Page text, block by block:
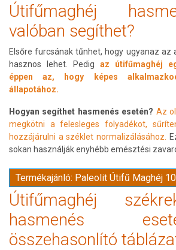
Útifűmaghéj
valóban segíthet?
Elsőre furcsának tűnhet, hogy ugyanaz az
hasznos lehet. Pedig az útifűmaghéj
éppen az, hogy képes
állapotához.
Hogyan segíthet hasmenés esetén? Az
megkötni a felesleges folyadékot,
hozzájárulni a széklet normalizálásához.
sokan használják enyhébb emésztési
Termékajánló: Paleolit Útifű Maghéj
Útifűmaghéj
hasmenés
összehasonlító